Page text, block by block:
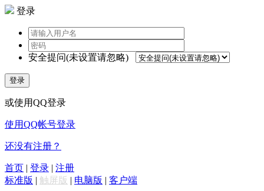
登录
安全提问(未设置请忽略)
登录
或使用QQ登录
使用QQ帐号登录
还没有注册？
首页 | 登录 | 注册
标准版 | 触屏版 | 电脑版 | 客户端